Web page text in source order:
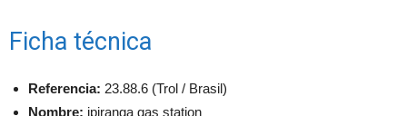
Ficha técnica
Referencia: 23.88.6 (Trol / Brasil)
Nombre: ipiranga gas station